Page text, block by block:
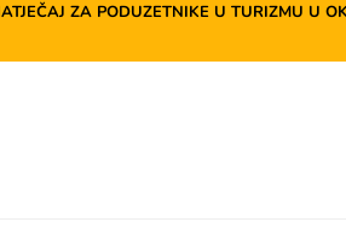
ZA PODUZETNIKE U TURIZMU U